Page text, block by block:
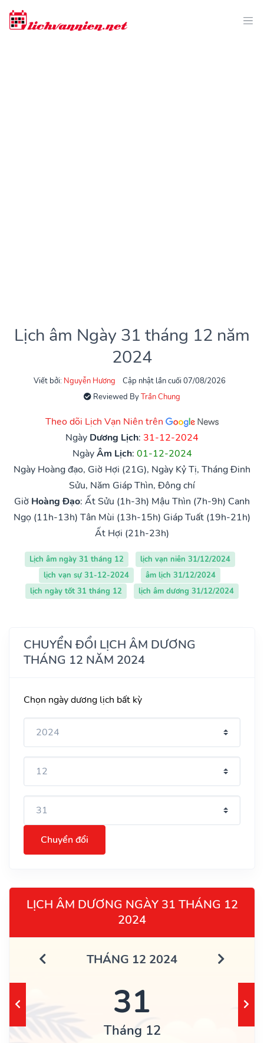
Lịch âm Ngày 31 tháng 12 năm
2024
Viết bởi: Nguyễn Hương
Cập nhật lần cuối 07/08/2026
Reviewed ByTrần Chung
Theo dõi Lịch Vạn Niên trên
Ngày Dương Lịch: 31-12-2024
NgàyÂm Lịch: 01-12-2024
Ngày Hoàng đạo, Giờ Hợi (21G), Ngày Kỷ Tị, Tháng Đinh
Sửu, Năm Giáp Thìn, Đông chí
Giờ Hoàng Đạo: Ất Sửu (1h-3h) Mậu Thìn (7h-9h) Canh
Ngọ (11h-13h) Tân Mùi (13h-15h) Giáp Tuất (19h-21h)
Ất Hợi (21h-23h)
Lịch âm ngày 31 tháng 12
lịch vạn niên 31/12/2024
lịch vạn sự 31-12-2024
âm lịch 31/12/2024
lịch ngày tốt 31 tháng 12
lịch âm dương 31/12/2024
CHUYỂN ĐỔI LỊCH ÂM DƯƠNG
THÁNG 12 NĂM 2024
Chọn ngày dương lịch bất kỳ
Chuyển đổi
LỊCH ÂM DƯƠNG NGÀY 31 THÁNG 12
2024
THÁNG 12 2024
31
Tháng 12